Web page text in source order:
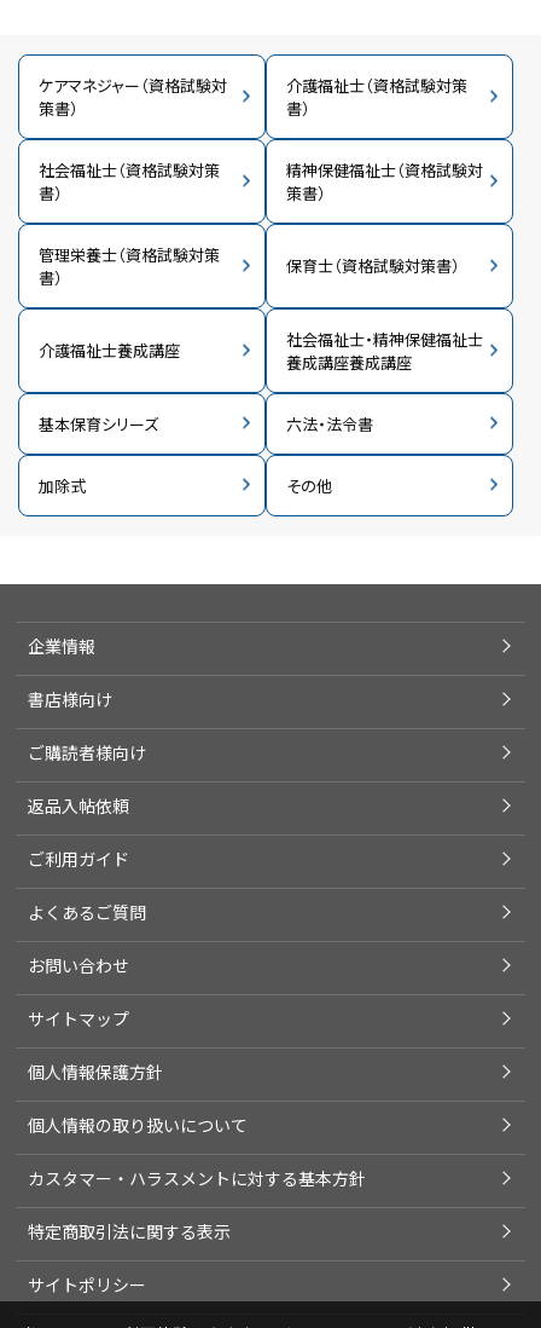
ケアマネジャー（資格試験対
策書）
介護福祉士（資格試験対策
書）
社会福祉士（資格試験対策
書）
精神保健福祉士（資格試験対
策書）
管理栄養士（資格試験対策
書）
保育士（資格試験対策書）
介護福祉士養成講座
社会福祉士・精神保健福祉士
養成講座養成講座
基本保育シリーズ 六法・法令書
加除式 その他
企業情報
書店様向け
ご購読者様向け
返品入帖依頼
ご利用ガイド
よくあるご質問
お問い合わせ
サイトマップ
個人情報保護方針
個人情報の取り扱いについて
カスタマー・ハラスメントに対する基本方針
特定商取引法に関する表示
サイトポリシー